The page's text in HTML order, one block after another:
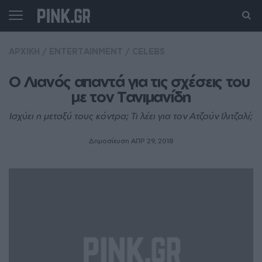
Ο Λιανός απαντά για τις σχέσεις του
με τον Τανιμανίδη
Ισχύει η μεταξύ τους κόντρα; Τι λέει για τον Ατζούν Ιλιτζαλί;
Δημοσίευση ΑΠΡ 29, 2018